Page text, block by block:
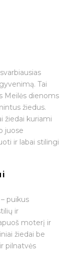
Tai
Meilės dienoms
žiedus.
žiedai kuriami
juose
ir labai stilingi
puikus
ir
moterį ir
žiedai be
pilnatvės